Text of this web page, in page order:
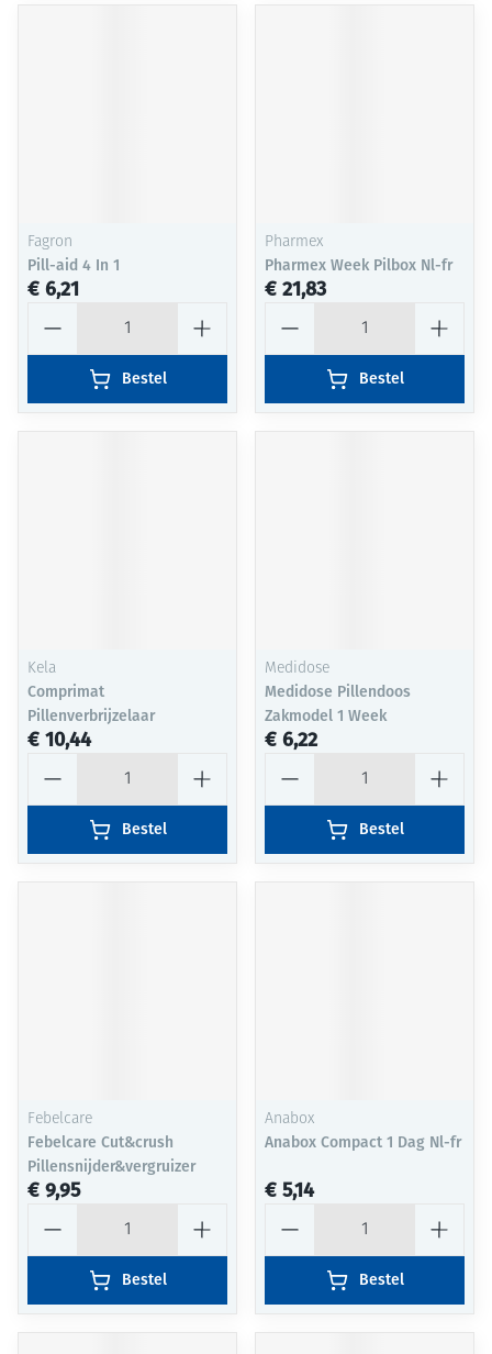
Fagron
Pill-aid 4 In 1
€ 6,21
Bestel
Pharmex
Pharmex Week Pilbox Nl-fr
€ 21,83
Bestel
Kela
Comprimat
Pillenverbrijzelaar
€ 10,44
Bestel
Medidose
Medidose Pillendoos
Zakmodel 1 Week
€ 6,22
Bestel
Febelcare
Febelcare Cut&crush
Pillensnijder&vergruizer
€ 9,95
Bestel
Anabox
Anabox Compact 1 Dag Nl-fr
€ 5,14
Bestel